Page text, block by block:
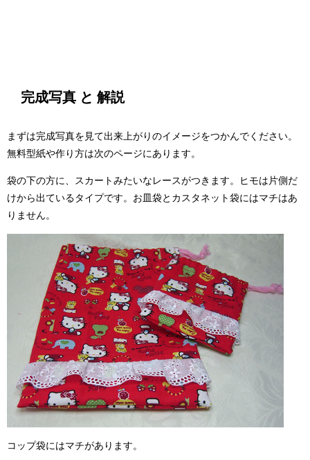
完成写真 と 解説
まずは完成写真を見て出来上がりのイメージをつかんでください。
無料型紙や作り方は次のページにあります。
袋の下の方に、スカートみたいなレースがつきます。ヒモは片側だ
けから出ているタイプです。お皿袋とカスタネット袋にはマチはあ
りません。
コップ袋にはマチがあります。